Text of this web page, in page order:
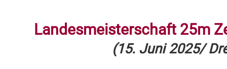
Landesmeisterschaft 25m
(15. Juni 2025/